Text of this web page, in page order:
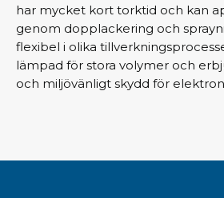
har mycket kort torktid och kan
genom dopplackering och
flexibel i olika
lämpad för stora volymer och
och miljövänligt skydd för